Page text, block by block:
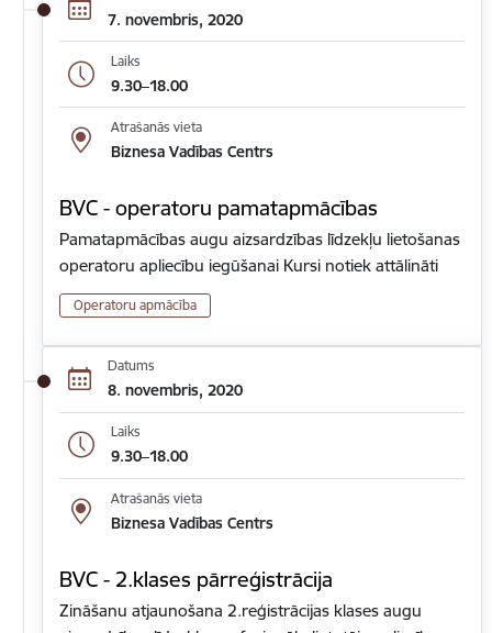
7. novembris, 2020
Laiks
9.30–18.00
Atrašanās vieta
Biznesa Vadības Centrs
BVC - operatoru pamatapmācības
Pamatapmācības augu aizsardzības līdzekļu lietošanas
operatoru apliecību iegūšanai Kursi notiek attālināti
Operatoru apmācība
Datums
8. novembris, 2020
Laiks
9.30–18.00
Atrašanās vieta
Biznesa Vadības Centrs
BVC - 2.klases pārreģistrācija
Zināšanu atjaunošana 2.reģistrācijas klases augu